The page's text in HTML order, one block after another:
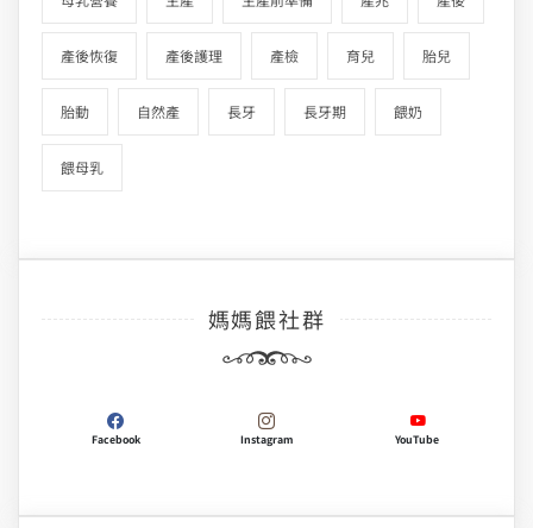
產後恢復 產後護理 產檢 育兒 胎兒
胎動 自然產 長牙 長牙期 餵奶
餵母乳
媽媽餵社群
Facebook Instagram YouTube